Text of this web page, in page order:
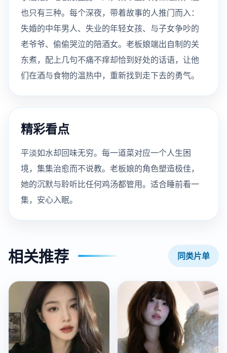
也只有三种。每个深夜，带着故事的人推门而入：
失婚的中年男人、失业的年轻女孩、与子女争吵的
老爷爷、偷偷哭泣的陪酒女。老板娘端出自制的关
东煮，配上几句不痛不痒却恰到好处的话语，让他
们在酒与食物的温热中，重新找到走下去的勇气。
精彩看点
平淡如水却回味无穷。每一道菜对应一个人生困
境，集集治愈而不说教。老板娘的角色塑造极佳，
她的沉默与聆听比任何鸡汤都管用。适合睡前看一
集，安心入眠。
相关推荐 同类片单